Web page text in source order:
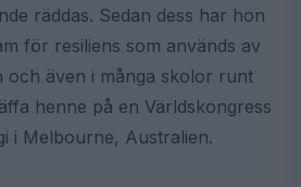
räddas. Sedan dess har hon
för resiliens som används av
och även i många skolor runt
henne på en Världskongress
i Melbourne, Australien.